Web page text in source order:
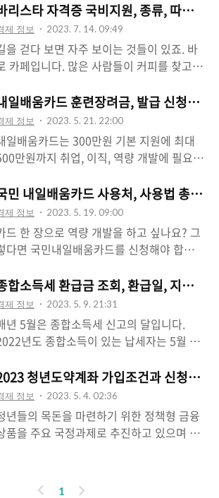
크게 3가지로 조회할 수 있다고 하였습니
. 홈택스, 손택스, 정부24에서 조회가 가능
니다. 조회 방법은..
여 그 소유자에게 부과하는 시, 군세를 말
니다. 따라서 지방세 납부를 위해 위택스에
진행하게 되는데요. 위택스 홈페이지에 접
하여 납부하기 -> 지방세 -> 로그인을 진행
다. 조회기간과 관할자치단체 등 선택 후
색을 누르시면 해당 재산세 조회를 하실 수
습니다. 금액과 납..
가 있습니다. 따라서 카드사별로 사용 후
인 포인트를 계좌로 입금받을 수 있는 카드
인트 통합조회, 계좌입금, 현금화 방법에
해 알아보겠습니다. 관련 NEWS 카드 포인
사라질라.. "현금화, 금투자, 기부 등 혜택
챙겨야" 카드포인트, 1원도 바로 계좌로 입금
모르시는 분 없게 해주세요" ▣ 카드포인
통합조회 현재 여신금융협회 카드포인트
합조회에서 본인인증 또는 회원가입을 통
11개 카드사의 포인트를 조회할 수 있습니
월 또한 조회가 가능하며 포인트를 계좌
금과 기부가 가능합니다. 카드를 자주 사용
다면 잔여포..
리스타 자격증 국비지원, 종류, 따는 방
제 정보 2023. 7. 14. 09:49
을 걷다 보면 자주 보이는 것들이 있죠. 바
카페입니다. 많은 사람들이 커피를 찾고
전하는 사람들도 많죠. 그래서 바리스타 자
증을 공부하는 사람들이 많아지고 있습니
. 개인적으로 바리스타 자격증을 따기 위해
원을 찾지만 비용이 부담되어 망설이지기
하죠. 그래서 오늘은 바리스타 자격증 국
지원에 대해 알아보고 300만원에서 최대
만원까지 지원받으며 지원 범위 내 훈련
45~85% 바리스타 자격증 국비지원을 받
수 있는 방법에 대해 알아보겠습니다. 또
바리스타 자격증 종류와 바리스타 자격증
지원현재 고용노동부에서 주관하는 정책으
국민 누구나(일부 제외) 5년간 300만원에
최대 500만원까지 지원..
일배움카드 훈련장려금, 발급 신청자격
제 정보 2023. 5. 21. 22:00
일배움카드는 300만원 기본 지원에 최대
만원까지 취업, 이직, 역량 개발에 필요한
45~85%, 대상에 따라 전액 국비가 지원
며 300만원 계좌를 모두 소진할 경우 일부
상자에게 100~200만원을 추가 지원합니
. 내일배움카드 훈련장려금, 발급, 신청자
, 신청방법, 발급, 지원 제외 대상에 대한 자
한 정보는 아래 링크를 클릭해 주세요. 1.
일배움카드 신청자격 내일배움카드 신청자
은 국민 누구나 신청 가능입니다. 하지만
부 제외되는 대상이 있습니다. 지원 제외
상에 대해 알아보겠습니다. 내일배움카드
만 75세 이상 국민기초생활보장법 제9조
따른 생계급여 수급자 졸업까지 남은 수엽
한이 2..
민 내일배움카드 사용처, 사용법 총정리
제 정보 2023. 5. 19. 09:00
드 한 장으로 역량 개발을 하고 싶나요? 그
다면 국민내일배움카드를 신청해야 합니
배움카드 한 장으로 가능합니다. 고용노동
에서 심사 후 적합성을 인정받게 된다면 일
금액을 지원받아 관심 분야의 업무 역량을
상 시킬 수 있습니다. 목차 1. 국민내일배움
드란? 2. 국민내일배움카드 신청 방법 3.
민내일배움카드 자격 4. 국민내일배움카드
용처 5. 국민내일배움카드 사용법 1. 국민
일배움카드란? 현대 사회는 급격한 기술
전을 달리고 있습니다. 따라 노동시장의 변
에 대응하기 위해서 생애에 걸친 역량개발
용노동부에서 인정받게 되면 훈련비 지원 대
합소득세 환급금 조회, 환급일, 지급일
제 정보 2023. 5. 9. 21:31
년 5월은 종합소득세 신고의 달입니다.
년도 종합소득이 있는 납세자는 5월 31
납부를 해야 합니다. 신고 기간에 신고를
뒤 실제로 내야 하는 세금보다 더 냈다면
시 돌려받을 수 있습니다. 간단한 조회로
합소득세 환급금 조회와 종합소득세 환급
(종소세 환급)을 확인하고 빠짐없이 받아가
홈택스에서 환급금 조회가 가능합니다. 현재
청년도약계좌 가입조건과 신청기간
제 정보 2023. 5. 4. 02:36
년들의 목돈을 마련하기 위한 정책형 금융
품을 주요 국정과제로 추진하고 있으며 현
년 청년도약계좌 예산이 3,678억원 편성되었
이
1 다